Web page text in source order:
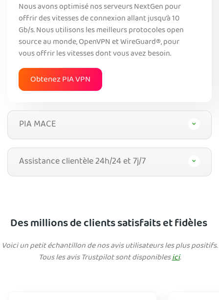
Nous avons optimisé nos serveurs NextGen pour
offrir des vitesses de connexion allant jusqu’à 10
Gb/s. Nous utilisons les meilleurs protocoles open
source au monde, OpenVPN et WireGuard®, pour
vous offrir les vitesses dont vous avez besoin.
Obtenez PIA VPN
PIA MACE
Assistance clientèle 24h/24 et 7j/7
Des millions de clients satisfaits et fidèles
Voici un petit échantillon de nos avis utilisateurs les plus positifs.
Tous les avis Trustpilot sont disponiblesici.